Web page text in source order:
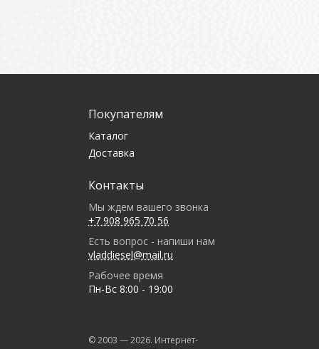
Покупателям
Каталог
Доставка
Контакты
Мы ждем вашего звонка
+7 908 965 70 56
Есть вопрос - напиши нам
vladdiesel@mail.ru
Рабочее время
Пн-Вс 8:00 - 19:00
© 2003 —2026. Интернет-